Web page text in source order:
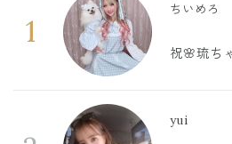
1
ちいめろ
祝🌸琉ち
yui